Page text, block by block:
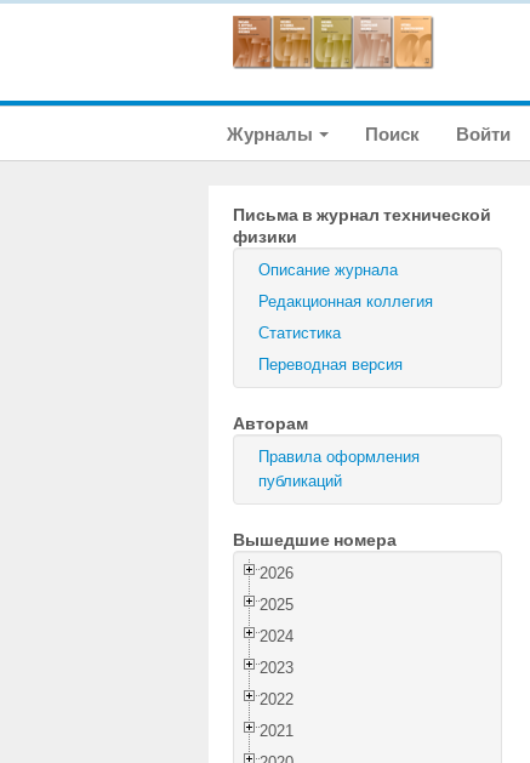
Журналы Поиск Войти
Письма в журнал технической
физики
Описание журнала
Редакционная коллегия
Статистика
Переводная версия
Авторам
Правила оформления
публикаций
Вышедшие номера
2026
2025
2024
2023
2022
2021